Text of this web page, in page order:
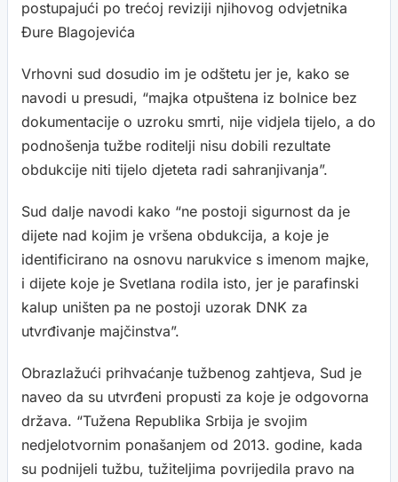
postupajući po trećoj reviziji njihovog odvjetnika
Đure Blagojevića
Vrhovni sud dosudio im je odštetu jer je, kako se
navodi u presudi, “majka otpuštena iz bolnice bez
dokumentacije o uzroku smrti, nije vidjela tijelo, a do
podnošenja tužbe roditelji nisu dobili rezultate
obdukcije niti tijelo djeteta radi sahranjivanja”.
Sud dalje navodi kako “ne postoji sigurnost da je
dijete nad kojim je vršena obdukcija, a koje je
identificirano na osnovu narukvice s imenom majke,
i dijete koje je Svetlana rodila isto, jer je parafinski
kalup uništen pa ne postoji uzorak DNK za
utvrđivanje majčinstva”.
Obrazlažući prihvaćanje tužbenog zahtjeva, Sud je
naveo da su utvrđeni propusti za koje je odgovorna
država. “Tužena Republika Srbija je svojim
nedjelotvornim ponašanjem od 2013. godine, kada
su podnijeli tužbu, tužiteljima povrijedila pravo na